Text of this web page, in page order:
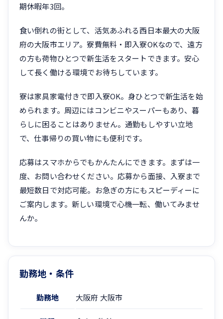
期休暇年3回。
食い倒れの街として、活気あふれる西日本最大の大阪
府の大阪市エリア。寮費無料・即入寮OKなので、遠方
の方も荷物ひとつで新生活をスタートできます。安心
して長く働ける環境でお待ちしています。
寮は家具家電付きで即入寮OK。身ひとつで新生活を始
められます。周辺にはコンビニやスーパーもあり、暮
らしに困ることはありません。通勤もしやすい立地
で、仕事帰りの買い物にも便利です。
応募はスマホからでもかんたんにできます。まずは一
度、お問い合わせください。応募から面接、入寮まで
最短数日で対応可能。お急ぎの方にもスピーディーに
ご案内します。新しい環境で心機一転、働いてみませ
んか。
勤務地・条件
勤務地 大阪府 大阪市